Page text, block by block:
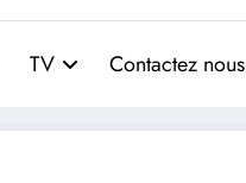
TV Contactez nous